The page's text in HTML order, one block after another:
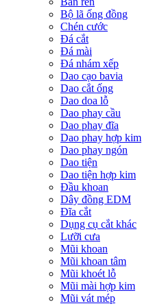
Bộ lã ống đồng
Chén cước
Đá cắt
Đá mài
Đá nhám xếp
Dao cạo bavia
Dao cắt ống
Dao doa lỗ
Dao phay cầu
Dao phay đĩa
Dao phay hợp kim
Dao phay ngón
Dao tiện
Dao tiện hợp kim
Đầu khoan
Dây đồng EDM
Đĩa cắt
Dụng cụ cắt khác
Lưỡi cưa
Mũi khoan
Mũi khoan tâm
Mũi khoét lỗ
Mũi mài hợp kim
Mũi vát mép